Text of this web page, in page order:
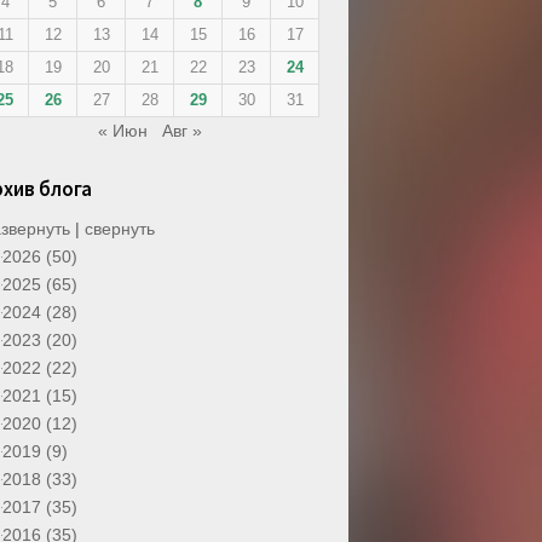
12 13 14 15 16
17
19 20 21 22 23
24
26 27 28 29 30 31
« Июн Авг »
блога
| свернуть
2026 (50)
2025 (65)
2024 (28)
2023 (20)
2022 (22)
2021 (15)
2020 (12)
2019 (9)
2018 (33)
2017 (35)
2016 (35)